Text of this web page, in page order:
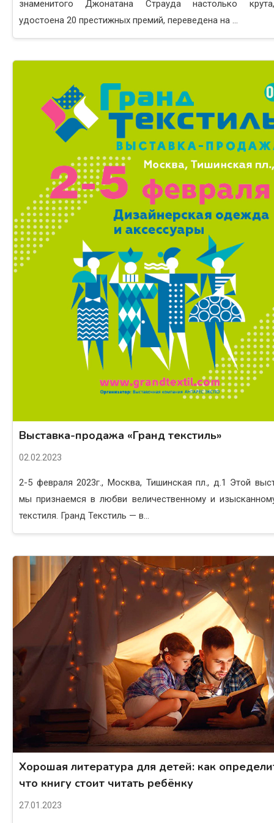
знаменитого Джонатана Страуда настолько
удостоена 20 престижных премий, переведена на ...
Выставка-продажа «Гранд текстиль»
02.02.2023
2-5 февраля 2023г., Москва, Тишинская пл., д.1 Этой
мы признаемся в любви величественному и
текстиля. Гранд Текстиль — в...
Хорошая литература для детей: как
что книгу стоит читать ребёнку
27.01.2023